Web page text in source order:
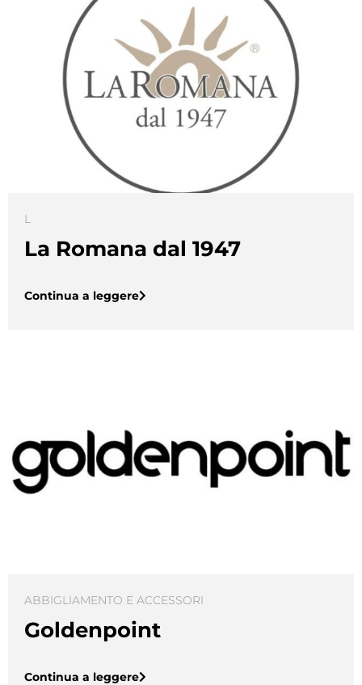
L
La Romana dal 1947
Continua a leggere
ABBIGLIAMENTO E ACCESSORI
Goldenpoint
Continua a leggere